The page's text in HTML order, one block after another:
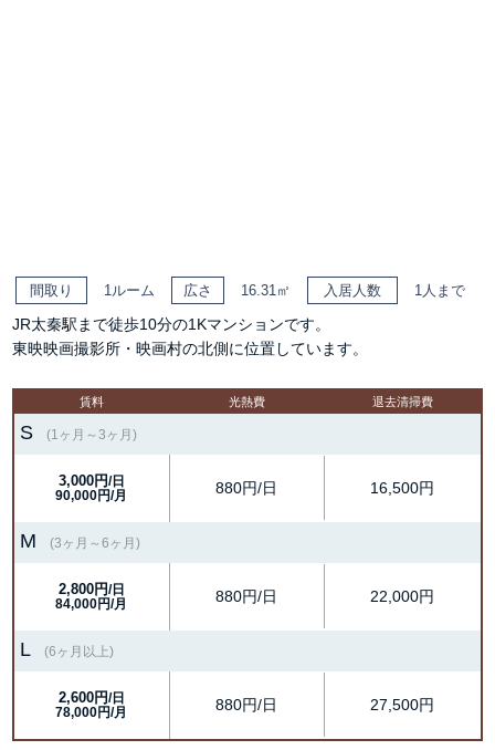
間取り 1ルーム 広さ 16.31㎡ 入居人数 1人まで
JR太秦駅まで徒歩10分の1Kマンションです。
東映映画撮影所・映画村の北側に位置しています。
賃料 光熱費 退去清掃費
S (1ヶ月～3ヶ月)
3,000円/日
90,000円/月
880円/日 16,500円
M (3ヶ月～6ヶ月)
2,800円/日
84,000円/月
880円/日 22,000円
L (6ヶ月以上)
2,600円/日
78,000円/月
880円/日 27,500円